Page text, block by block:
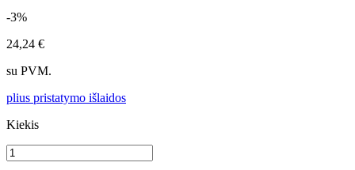
-3%
24,24 €
su PVM.
plius pristatymo išlaidos
Kiekis